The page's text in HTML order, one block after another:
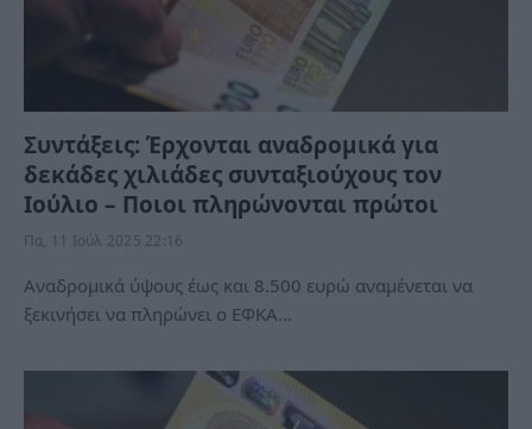
Συντάξεις: Έρχονται αναδρομικά για
δεκάδες χιλιάδες συνταξιούχους τον
Ιούλιο – Ποιοι πληρώνονται πρώτοι
Πα, 11 Ιούλ 2025 22:16
Αναδρομικά ύψους έως και 8.500 ευρώ αναμένεται να
ξεκινήσει να πληρώνει ο ΕΦΚΑ…